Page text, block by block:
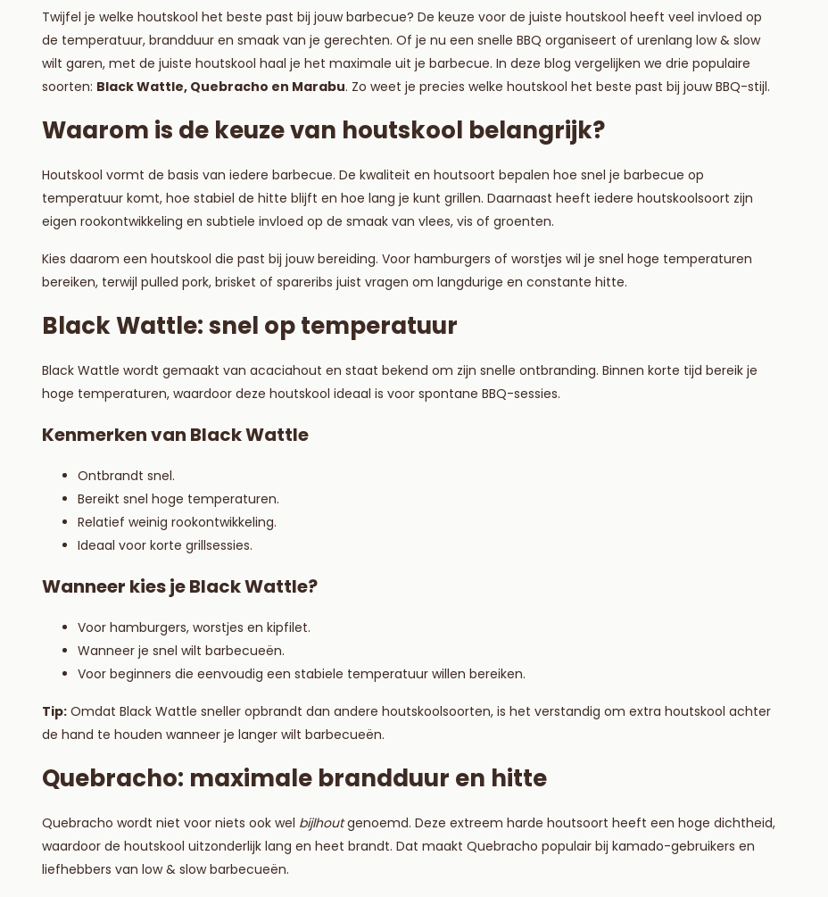
Twijfel je welke houtskool het beste past bij jouw barbecue? De keuze voor de juiste houtskool heeft veel invloed op
de temperatuur, brandduur en smaak van je gerechten. Of je nu een snelle BBQ organiseert of urenlang low & slow
wilt garen, met de juiste houtskool haal je het maximale uit je barbecue. In deze blog vergelijken we drie populaire
soorten: Black Wattle, Quebracho en Marabu. Zo weet je precies welke houtskool het beste past bij jouw BBQ-stijl.
Waarom is de keuze van houtskool belangrijk?
Houtskool vormt de basis van iedere barbecue. De kwaliteit en houtsoort bepalen hoe snel je barbecue op
temperatuur komt, hoe stabiel de hitte blijft en hoe lang je kunt grillen. Daarnaast heeft iedere houtskoolsoort zijn
eigen rookontwikkeling en subtiele invloed op de smaak van vlees, vis of groenten.
Kies daarom een houtskool die past bij jouw bereiding. Voor hamburgers of worstjes wil je snel hoge temperaturen
bereiken, terwijl pulled pork, brisket of spareribs juist vragen om langdurige en constante hitte.
Black Wattle: snel op temperatuur
Black Wattle wordt gemaakt van acaciahout en staat bekend om zijn snelle ontbranding. Binnen korte tijd bereik je
hoge temperaturen, waardoor deze houtskool ideaal is voor spontane BBQ-sessies.
Kenmerken van Black Wattle
Ontbrandt snel.
Bereikt snel hoge temperaturen.
Relatief weinig rookontwikkeling.
Ideaal voor korte grillsessies.
Wanneer kies je Black Wattle?
Voor hamburgers, worstjes en kipfilet.
Wanneer je snel wilt barbecueën.
Voor beginners die eenvoudig een stabiele temperatuur willen bereiken.
Tip: Omdat Black Wattle sneller opbrandt dan andere houtskoolsoorten, is het verstandig om extra houtskool achter
de hand te houden wanneer je langer wilt barbecueën.
Quebracho: maximale brandduur en hitte
Quebracho wordt niet voor niets ook wel bijlhoutgenoemd. Deze extreem harde houtsoort heeft een hoge dichtheid,
waardoor de houtskool uitzonderlijk lang en heet brandt. Dat maakt Quebracho populair bij kamado-gebruikers en
liefhebbers van low & slow barbecueën.
ricotta en spinazie?
Lees meer